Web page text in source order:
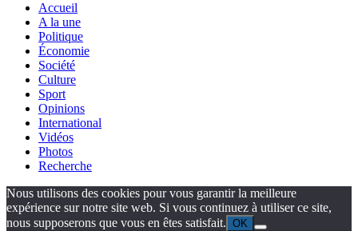
Accueil
A la une
Politique
Économie
Société
Culture
Sport
Opinions
International
Vidéos
Photos
Recherche
Nous utilisons des cookies pour vous garantir la meilleure
expérience sur notre site web. Si vous continuez à utiliser ce site,
nous supposerons que vous en êtes satisfait. OK